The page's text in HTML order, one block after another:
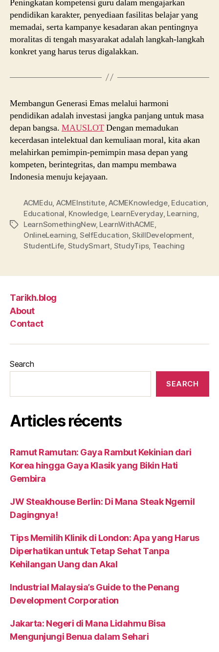
Peningkatan kompetensi guru dalam mengajarkan
pendidikan karakter, penyediaan fasilitas belajar yang
memadai, serta kampanye kesadaran akan pentingnya
moralitas di tengah masyarakat adalah langkah-langkah
konkret yang harus terus digalakkan.
Membangun Generasi Emas melalui harmoni
pendidikan adalah investasi jangka panjang untuk masa
depan bangsa. MAUSLOTDengan memadukan
kecerdasan intelektual dan kemuliaan moral, kita akan
melahirkan pemimpin-pemimpin masa depan yang
kompeten, berintegritas, dan mampu membawa
Indonesia menuju kejayaan.
Tags
ACMEdu ACMEInstitute,ACMEKnowledge, Education
Educational Knowledge, LearnEveryday, Learning
LearnSomethingNew, LearnWithACME
OnlineLearning SelfEducation ,SkillDevelopment
StudentLife StudySmart StudyTips, Teaching
Tarikh.blog
About
Contact
Search
SEARCH
Articles récents
Ramut Ramutan: Gaya Rambut Kekinian dari
Korea hingga Gaya Klasik yang Bikin Hati
Gembira
JW Steakhouse Berlin: Di Mana Steak Ngemil
Dagingnya!
Tips Memilih Klinik di London: Apa yang Harus
Diperhatikan untuk Tetap Sehat Tanpa
Kehilangan Uang dan Akal
Industrial Malaysia’s Guide to the Penang
Development Corporation
Jakarta: Negeri di Mana Lidahmu Bisa
Mengunjungi Benua dalam Sehari